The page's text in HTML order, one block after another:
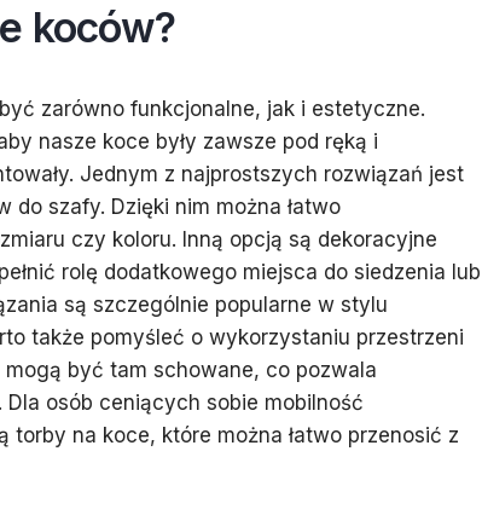
koców?
zarówno funkcjonalne, jak i estetyczne.
nasze koce były zawsze pod ręką i
Jednym z najprostszych rozwiązań jest
do szafy. Dzięki nim można łatwo
czy koloru. Inną opcją są dekoracyjne
rolę dodatkowego miejsca do siedzenia lub
są szczególnie popularne w stylu
także pomyśleć o wykorzystaniu przestrzeni
mogą być tam schowane, co pozwala
osób ceniących sobie mobilność
torby na koce, które można łatwo przenosić z